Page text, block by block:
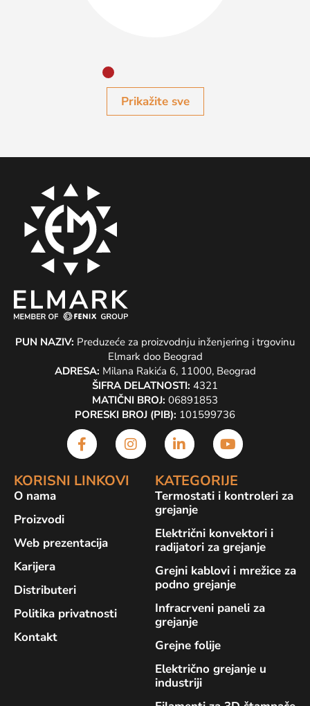
Prikažite sve
KORISNI LINKOVI
O nama
Proizvodi
Web prezentacija
Karijera
Distributeri
Politika privatnosti
Kontakt
KATEGORIJE
Termostati i kontroleri za
grejanje
Električni konvektori i
radijatori za grejanje
Grejni kablovi i mrežice za
podno grejanje
Infracrveni paneli za
grejanje
Grejne folije
Električno grejanje u
industriji
PUN NAZIV: Preduzeće za proizvodnju inženjering i trgovinu
Elmark doo Beograd
ADRESA: Milana Rakića 6, 11000, Beograd
ŠIFRA DELATNOSTI: 4321
MATIČNI BROJ: 06891853
PORESKI BROJ (PIB): 101599736